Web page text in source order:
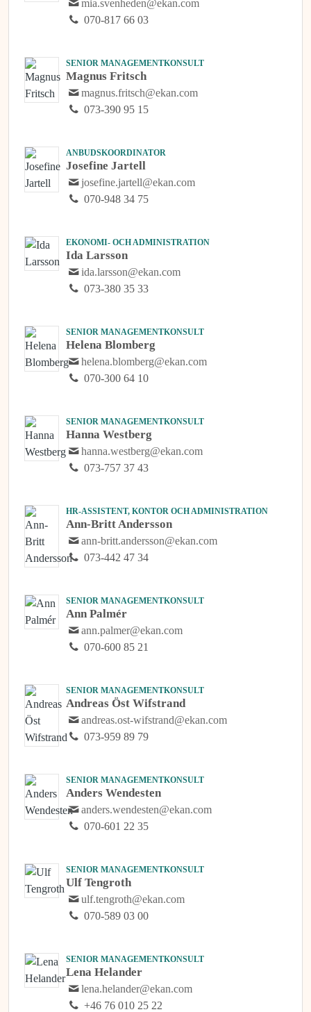
mia.svenheden@ekan.com
070-817 66 03
SENIOR MANAGEMENTKONSULT
Magnus Fritsch
magnus.fritsch@ekan.com
073-390 95 15
ANBUDSKOORDINATOR
Josefine Jartell
josefine.jartell@ekan.com
070-948 34 75
EKONOMI- OCH ADMINISTRATION
Ida Larsson
ida.larsson@ekan.com
073-380 35 33
SENIOR MANAGEMENTKONSULT
Helena Blomberg
helena.blomberg@ekan.com
070-300 64 10
SENIOR MANAGEMENTKONSULT
Hanna Westberg
hanna.westberg@ekan.com
073-757 37 43
HR-ASSISTENT, KONTOR OCH ADMINISTRATION
Ann-Britt Andersson
ann-britt.andersson@ekan.com
073-442 47 34
SENIOR MANAGEMENTKONSULT
Ann Palmér
ann.palmer@ekan.com
070-600 85 21
SENIOR MANAGEMENTKONSULT
Andreas Öst Wifstrand
andreas.ost-wifstrand@ekan.com
073-959 89 79
SENIOR MANAGEMENTKONSULT
Anders Wendesten
anders.wendesten@ekan.com
070-601 22 35
SENIOR MANAGEMENTKONSULT
Ulf Tengroth
ulf.tengroth@ekan.com
070-589 03 00
SENIOR MANAGEMENTKONSULT
Lena Helander
lena.helander@ekan.com
+46 76 010 25 22